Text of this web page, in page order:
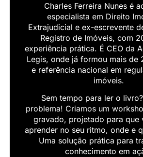
Charles Ferreira Nunes é
especialista em Direito
Extrajudicial e ex-escrevente
Registro de Imóveis, com
experiência prática. É CEO da
Legis, onde já formou mais de
e referência nacional em
imóveis.
Sem tempo para ler o
problema! Criamos um
gravado, projetado para que
aprender no seu ritmo, onde e
Uma solução prática para
conhecimento em